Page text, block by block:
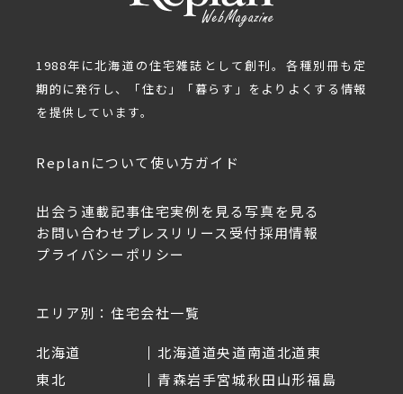
1988年に北海道の住宅雑誌として創刊。各種別冊も定
期的に発行し、「住む」「暮らす」をよりよくする情報
を提供しています。
Replanについて使い方ガイド
出会う 連載記事住宅実例を見る写真を見る
お問い合わせ プレスリリース受付採用情報
プライバシーポリシー
エリア別：住宅会社一覧
北海道 北海道道央道南道北道東
東北
青森岩手宮城秋田山形福島